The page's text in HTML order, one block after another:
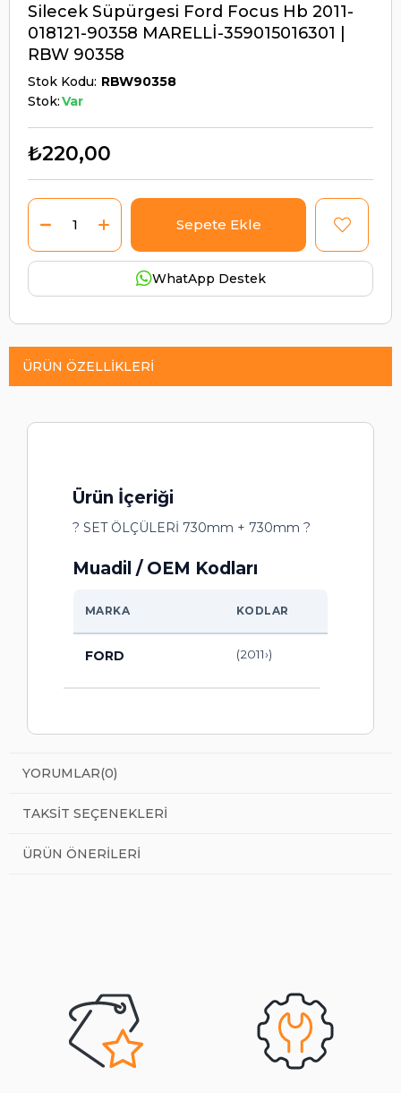
Silecek Süpürgesi Ford Focus Hb 2011-
018121-90358 MARELLİ-359015016301 |
RBW 90358
Stok Kodu RBW90358
Stok:Var
₺220,00
WhatApp Destek
ÜRÜN ÖZELLIKLERI
Ürün İçeriği
? SET ÖLÇÜLERİ 730mm + 730mm ?
Muadil / OEM Kodları
MARKA KODLAR
FORD (2011›)
YORUMLAR(0)
TAKSIT SEÇENEKLERI
ÜRÜN ÖNERILERI